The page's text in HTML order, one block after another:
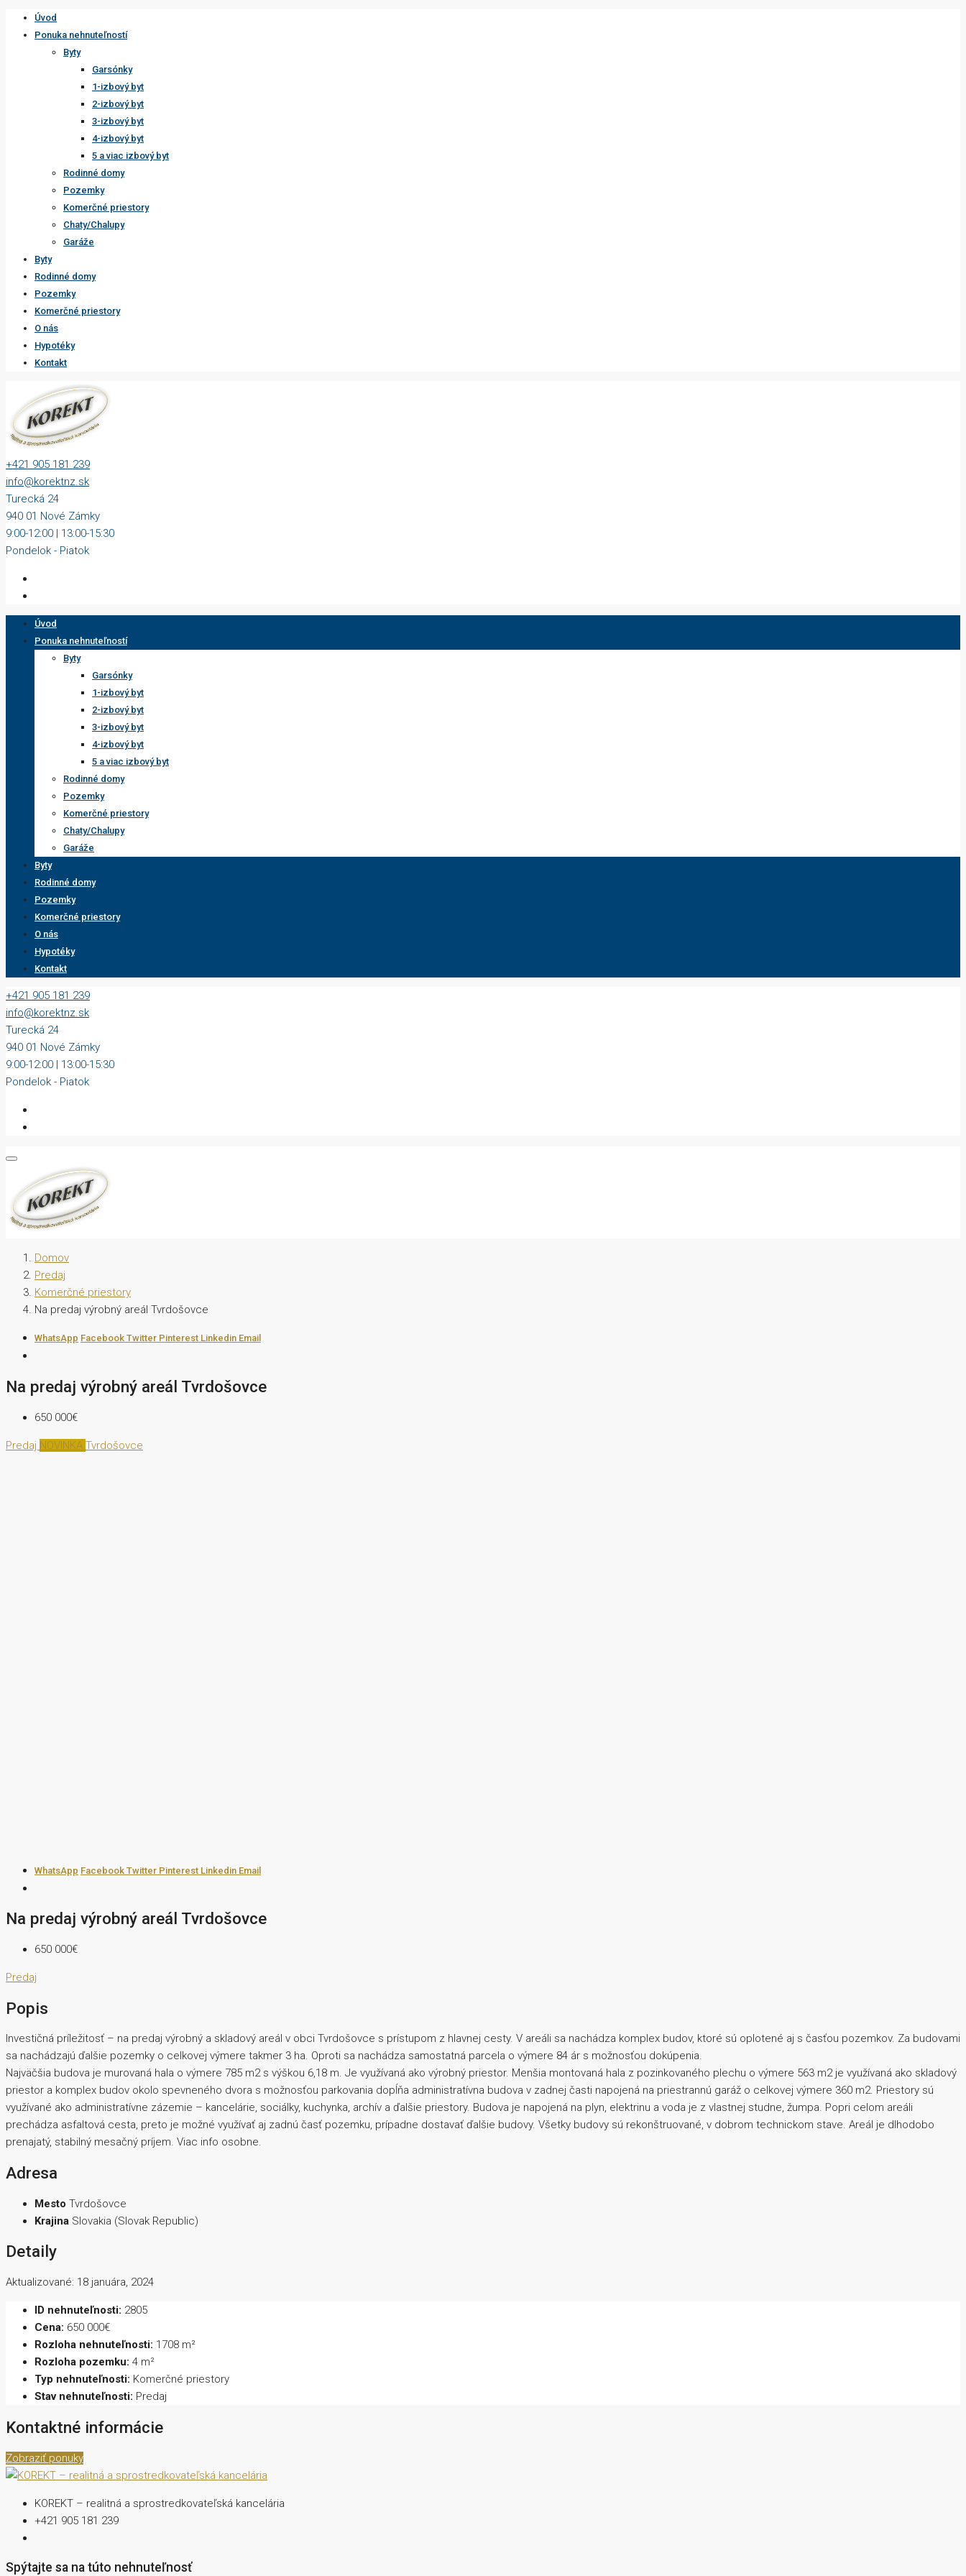
Úvod
Ponuka nehnuteľností
Byty
Garsónky
1-izbový byt
2-izbový byt
3-izbový byt
4-izbový byt
5 a viac izbový byt
Rodinné domy
Pozemky
Komerčné priestory
Chaty/Chalupy
Garáže
Byty
Rodinné domy
Pozemky
Komerčné priestory
O nás
Hypotéky
Kontakt
+421 905 181 239
info@korektnz.sk
Turecká 24
940 01 Nové Zámky
9:00-12:00 | 13:00-15:30
Pondelok - Piatok
Úvod
Ponuka nehnuteľností
Byty
Garsónky
1-izbový byt
2-izbový byt
3-izbový byt
4-izbový byt
5 a viac izbový byt
Rodinné domy
Pozemky
Komerčné priestory
Chaty/Chalupy
Garáže
Byty
Rodinné domy
Pozemky
Komerčné priestory
O nás
Hypotéky
Kontakt
+421 905 181 239
info@korektnz.sk
Turecká 24
940 01 Nové Zámky
9:00-12:00 | 13:00-15:30
Pondelok - Piatok
Domov
Predaj
Komerčné priestory
Na predaj výrobný areál Tvrdošovce
WhatsApp Facebook Twitter Pinterest Linkedin Email
Na predaj výrobný areál Tvrdošovce
650 000€
Predaj NOVINKA Tvrdošovce
WhatsApp Facebook Twitter Pinterest Linkedin Email
Na predaj výrobný areál Tvrdošovce
650 000€
Predaj
Popis
Investičná príležitosť – na predaj výrobný a skladový areál v obci Tvrdošovce s prístupom z hlavnej cesty. V areáli sa nachádza komplex budov, ktoré sú oplotené aj s časťou pozemkov. Za budovami
sa nachádzajú ďalšie pozemky o celkovej výmere takmer 3 ha. Oproti sa nachádza samostatná parcela o výmere 84 ár s možnosťou dokúpenia.
Najväčšia budova je murovaná hala o výmere 785 m2 s výškou 6,18 m. Je využívaná ako výrobný priestor. Menšia montovaná hala z pozinkovaného plechu o výmere 563 m2 je využívaná ako skladový
priestor a komplex budov okolo spevneného dvora s možnosťou parkovania dopĺňa administratívna budova v zadnej časti napojená na priestrannú garáž o celkovej výmere 360 m2. Priestory sú
využívané ako administratívne zázemie – kancelárie, sociálky, kuchynka, archív a ďalšie priestory. Budova je napojená na plyn, elektrinu a voda je z vlastnej studne, žumpa. Popri celom areáli
prechádza asfaltová cesta, preto je možné využívať aj zadnú časť pozemku, prípadne dostavať ďalšie budovy. Všetky budovy sú rekonštruované, v dobrom technickom stave. Areál je dlhodobo
prenajatý, stabilný mesačný príjem. Viac info osobne.
Adresa
Mesto Tvrdošovce
Krajina Slovakia (Slovak Republic)
Detaily
Aktualizované: 18 januára, 2024
ID nehnuteľnosti: 2805
Cena: 650 000€
Rozloha nehnuteľnosti: 1708 m²
Rozloha pozemku: 4 m²
Typ nehnuteľnosti: Komerčné priestory
Stav nehnuteľnosti: Predaj
Kontaktné informácie
Zobraziť ponuky
KOREKT – realitná a sprostredkovateľská kancelária
+421 905 181 239
Spýtajte sa na túto nehnuteľnosť